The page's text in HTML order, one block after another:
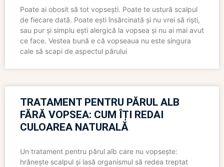
Poate ai obosit să tot vopsești. Poate te ustură scalpul
de fiecare dată. Poate ești însărcinată și nu vrei să riști,
sau pur și simplu ești alergică la vopsea și nu ai mai avut
ce face. Vestea bună e că vopseaua nu este singura
cale să scapi de aspectul părului
TRATAMENT PENTRU PĂRUL ALB
FĂRĂ VOPSEA: CUM ÎȚI REDAI
CULOAREA NATURALĂ
Un tratament pentru părul alb care nu vopsește:
hrănește scalpul și lasă organismul să redea treptat